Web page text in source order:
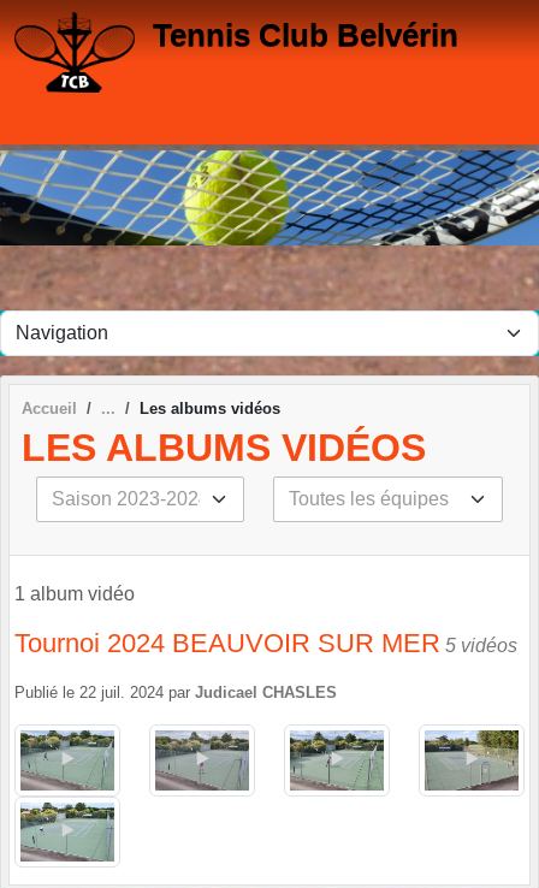
Tennis Club Belvérin
Accueil Les albums vidéos
LES ALBUMS VIDÉOS
1 album vidéo
Tournoi 2024 BEAUVOIR SUR MER 5 vidéos
Publié le 22 juil. 2024 par Judicael CHASLES
Panneau de gestion des cookies